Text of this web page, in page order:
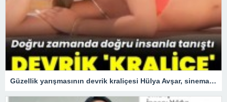
Güzellik yarışmasının devrik kraliçesi Hülya Avşar, sinemanın kraliçesi oldu.